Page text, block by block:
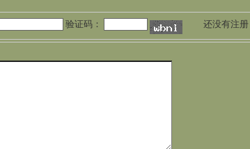
验证码： 还没有注册